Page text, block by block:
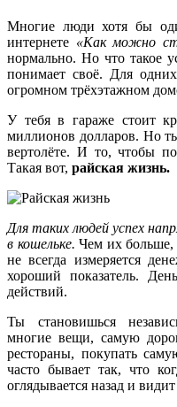
Многие люди хотя бы
интернете «Как можно
нормально. Но что такое
понимает своё. Для
огромном трёхэтажном
У тебя в гараже стоит
миллионов долларов. Но
вертолёте. И то, чтобы
Такая вот, райская жизнь.
Для таких людей успех
в кошельке. Чем их больше,
не всегда измеряется
хороший показатель.
действий.
Ты становишься
многие вещи, самую
рестораны, покупать
часто бывает так, что
оглядывается назад и